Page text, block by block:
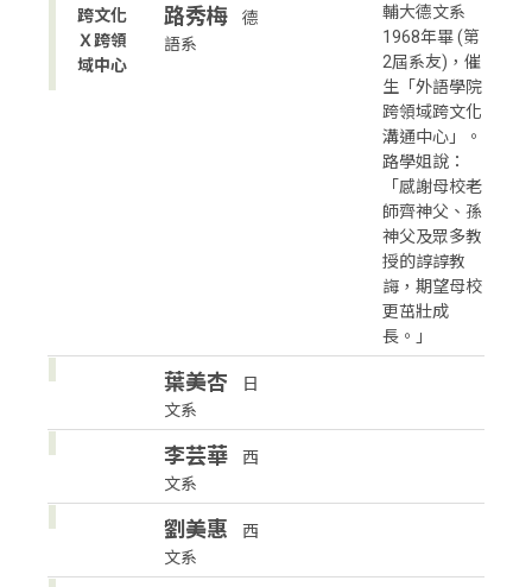
跨文化
Ｘ跨領
域中心
路秀梅
德
語系
輔大德文系
1968年畢 (第
2屆系友)，催
生「外語學院
跨領域跨文化
溝通中心」。
路學姐說：
「感謝母校老
師齊神父、孫
神父及眾多教
授的諄諄教
誨，期望母校
更茁壯成
長。」
葉美杏
日
文系
李芸華
西
文系
劉美惠
西
文系